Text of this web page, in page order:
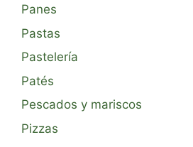
Panes
Pastas
Pastelería
Patés
Pescados y mariscos
Pizzas